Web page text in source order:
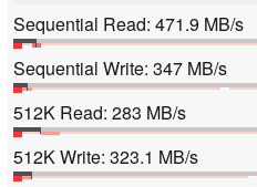
Sequential Read: 471.9 MB/s
Sequential Write: 347 MB/s
512K Read: 283 MB/s
512K Write: 323.1 MB/s